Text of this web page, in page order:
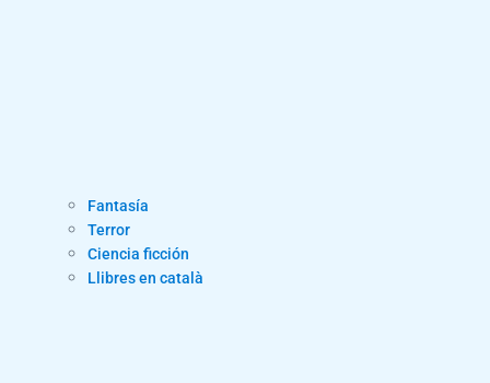
Fantasía
Terror
Ciencia ficción
Llibres en català